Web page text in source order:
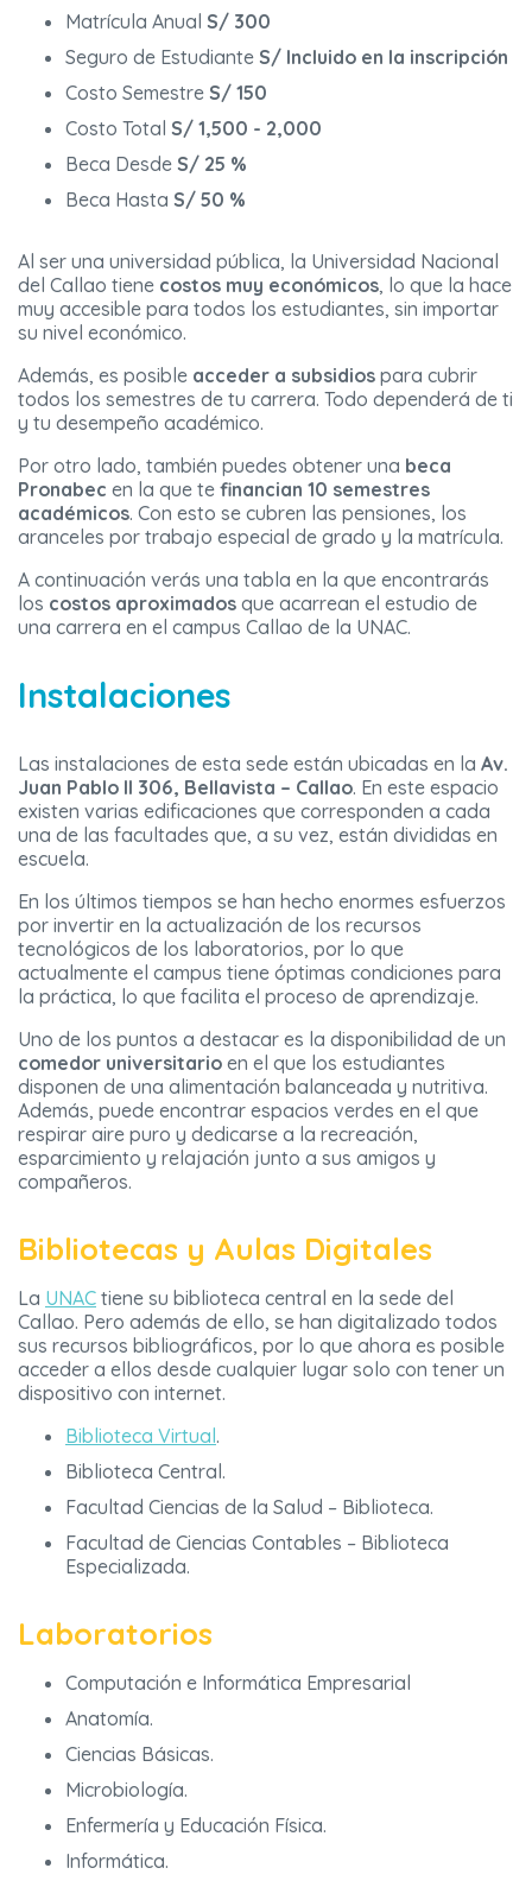
Matrícula Anual S/ 300
Seguro de Estudiante S/ Incluido en la inscripción
Costo Semestre S/ 150
Costo Total S/ 1,500 - 2,000
Beca Desde S/ 25 %
Beca Hasta S/ 50 %
Al ser una universidad pública, la Universidad Nacional
del Callao tiene costos muy económicos, lo que la hace
muy accesible para todos los estudiantes, sin importar
su nivel económico.
Además, es posible acceder a subsidios para cubrir
todos los semestres de tu carrera. Todo dependerá de ti
y tu desempeño académico.
Por otro lado, también puedes obtener una beca
Pronabec en la que te financian 10 semestres
académicos. Con esto se cubren las pensiones, los
aranceles por trabajo especial de grado y la matrícula.
A continuación verás una tabla en la que encontrarás
los costos aproximados que acarrean el estudio de
una carrera en el campus Callao de la UNAC.
Instalaciones
Las instalaciones de esta sede están ubicadas en la Av.
Juan Pablo II 306, Bellavista – Callao. En este espacio
existen varias edificaciones que corresponden a cada
una de las facultades que, a su vez, están divididas en
escuela.
En los últimos tiempos se han hecho enormes esfuerzos
por invertir en la actualización de los recursos
tecnológicos de los laboratorios, por lo que
actualmente el campus tiene óptimas condiciones para
la práctica, lo que facilita el proceso de aprendizaje.
Uno de los puntos a destacar es la disponibilidad de un
comedor universitario en el que los estudiantes
disponen de una alimentación balanceada y nutritiva.
Además, puede encontrar espacios verdes en el que
respirar aire puro y dedicarse a la recreación,
esparcimiento y relajación junto a sus amigos y
compañeros.
Bibliotecas y Aulas Digitales
La UNAC tiene su biblioteca central en la sede del
Callao. Pero además de ello, se han digitalizado todos
sus recursos bibliográficos, por lo que ahora es posible
acceder a ellos desde cualquier lugar solo con tener un
dispositivo con internet.
Biblioteca Virtual.
Biblioteca Central.
Facultad Ciencias de la Salud – Biblioteca.
Facultad de Ciencias Contables – Biblioteca
Especializada.
Laboratorios
Computación e Informática Empresarial
Anatomía.
Ciencias Básicas.
Microbiología.
Enfermería y Educación Física.
Informática.